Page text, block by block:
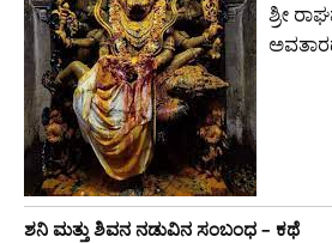
ಶ್ರೀ
ಶನಿ ಮತ್ತು ಶಿವನ ನಡುವಿನ ಸಂಬಂಧ – ಕಥೆ